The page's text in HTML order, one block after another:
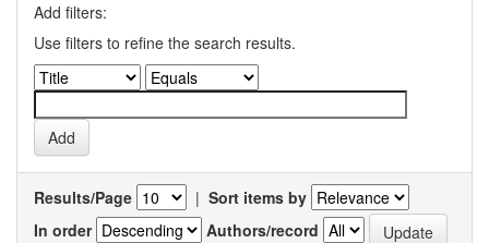
Add filters:
Use filters to refine the search results.
Results/Page | Sort items by
In order
Authors/record